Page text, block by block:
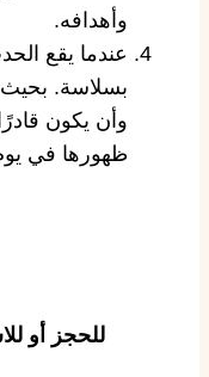
وأهدافه.
عندما يقع
بسلاسة. بحيث
وأن يكون
ظهورها في
للحجز أو